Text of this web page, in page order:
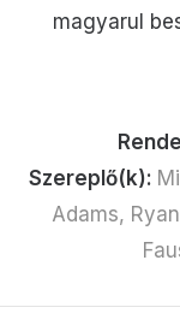
magyarul
Szereplő(k):
Adams,